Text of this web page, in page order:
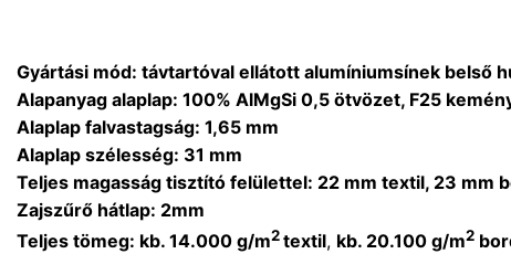
Gyártási mód: távtartóval ellátott alumíniumsínek
Alapanyag alaplap: 100% AlMgSi 0,5 ötvözet, F25
Alaplap falvastagság: 1,65 mm
Alaplap szélesség: 31 mm
Teljes magasság tisztító felülettel: 22 mm textil, 23 mm
Zajszűrő hátlap: 2mm
Teljes tömeg: kb. 14.000 g/m2textil, kb. 20.100 g/m2